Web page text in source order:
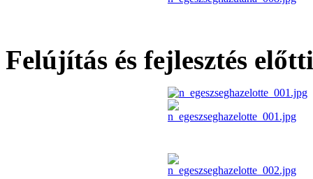
Felújítás és fejlesztés